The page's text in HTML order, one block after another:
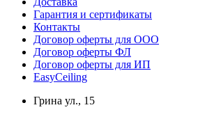
Гарантия и сертификаты
Контакты
Договор оферты для ООО
Договор оферты ФЛ
Договор оферты для ИП
EasyCeiling
Грина ул., 15